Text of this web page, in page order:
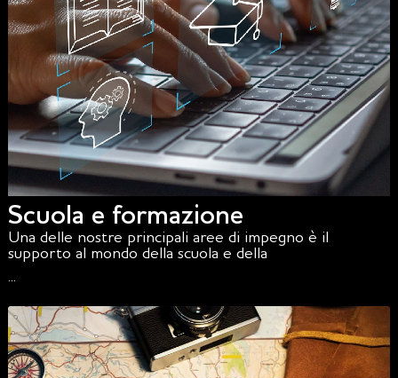
Scuola e formazione
Una delle nostre principali aree di impegno è il
supporto al mondo della scuola e della
...